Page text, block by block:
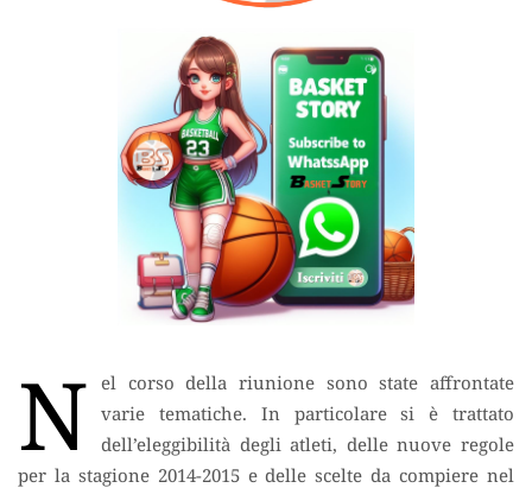
N el corso della riunione sono state affrontate
varie tematiche. In particolare si è trattato
dell’eleggibilità degli atleti, delle nuove regole
per la stagione 2014-2015 e delle scelte da compiere nel